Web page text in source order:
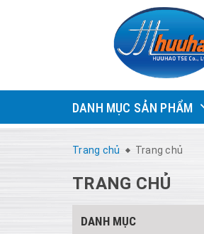
DANH MỤC SẢN PHẨM
Trang chủ Trang chủ
TRANG CHỦ
DANH MỤC